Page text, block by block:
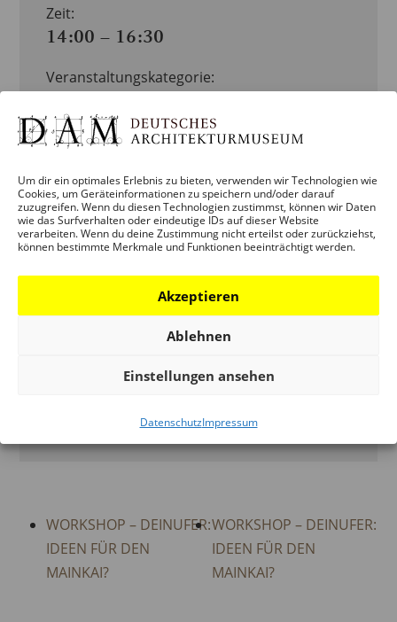
Um dir ein optimales Erlebnis zu bieten, verwenden wir Technologien wie
Cookies, um Geräteinformationen zu speichern und/oder darauf
zuzugreifen. Wenn du diesen Technologien zustimmst, können wir Daten
wie das Surfverhalten oder eindeutige IDs auf dieser Website
verarbeiten. Wenn du deine Zustimmung nicht erteilst oder zurückziehst,
können bestimmte Merkmale und Funktionen beeinträchtigt werden.
Akzeptieren
Ablehnen
Einstellungen ansehen
DatenschutzImpressum
Zeit:
14:00 – 16:30
Veranstaltungskategorie:
Veranstaltung-Tags:BP-NEUE-HEIMAT
ORT
Schaumainkai 43
Frankfurt / M.,
HessenD-60596
Deutschland
GOOGLE KARTE
ANZEIGEN
Telefon:
38844
ORGANISATOR
LOEWE
WORKSHOP – DEINUFER:
IDEEN FÜR DEN
MAINKAI?
WORKSHOP – DEINUFER:
IDEEN FÜR DEN
MAINKAI?